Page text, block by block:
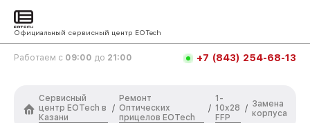
Официальный сервисный центр EOTech
Работаем с 09:00 до 21:00 +7 (843) 254-68-13
Сервисный
центр EOTech в
Казани
/
Ремонт
Оптических
прицелов EOTech
/
1-
10x28
FFP
/ Замена
корпуса